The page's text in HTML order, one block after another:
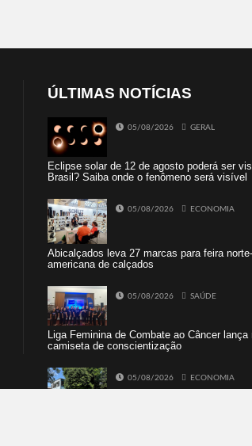
ÚLTIMAS NOTÍCIAS
05/08/2026 GERAL
Eclipse solar de 12 de agosto poderá ser
Brasil? Saiba onde o fenômeno será visível
05/08/2026 ECONOMIA
Abicalçados leva 27 marcas para feira norte-
americana de calçados
05/08/2026 SAÚDE
Liga Feminina de Combate ao Câncer lança
camiseta de conscientização
05/08/2026 ECONOMIA